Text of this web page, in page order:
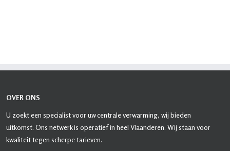
OVER ONS
U zoekt een specialist voor uw centrale verwarming, wij bieden
uitkomst. Ons netwerk is operatief in heel Vlaanderen. Wij staan voor
kwaliteit tegen scherpe tarieven.